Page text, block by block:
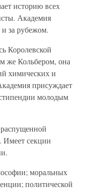
историю всех
Академия
за рубежом.
Королевской
же Кольбером, она
химических и
присуждает
молодым
распущенной
Имеет секции
моральных
политической